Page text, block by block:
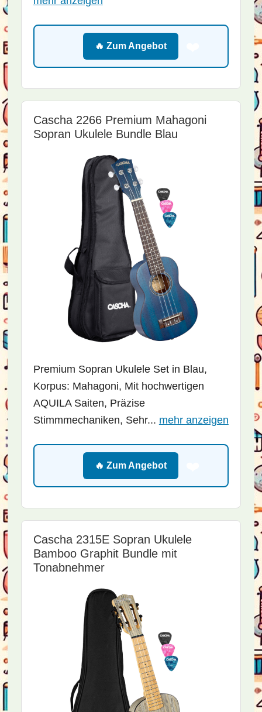
🔥 Zum Angebot
Cascha 2266 Premium Mahagoni
Sopran Ukulele Bundle Blau
Premium Sopran Ukulele Set in Blau,
Korpus: Mahagoni, Mit hochwertigen
AQUILA Saiten, Präzise
Stimmmechaniken, Sehr... mehr anzeigen
🔥 Zum Angebot
Cascha 2315E Sopran Ukulele
Bamboo Graphit Bundle mit
Tonabnehmer